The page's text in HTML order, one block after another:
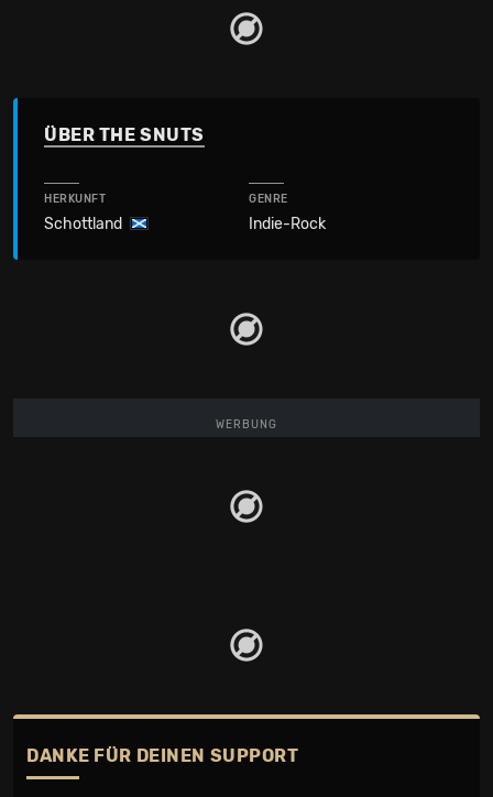
ÜBER THE SNUTS
HERKUNFT
Schottland
GENRE
Indie-Rock
WERBUNG
DANKE FÜR DEINEN SUPPORT